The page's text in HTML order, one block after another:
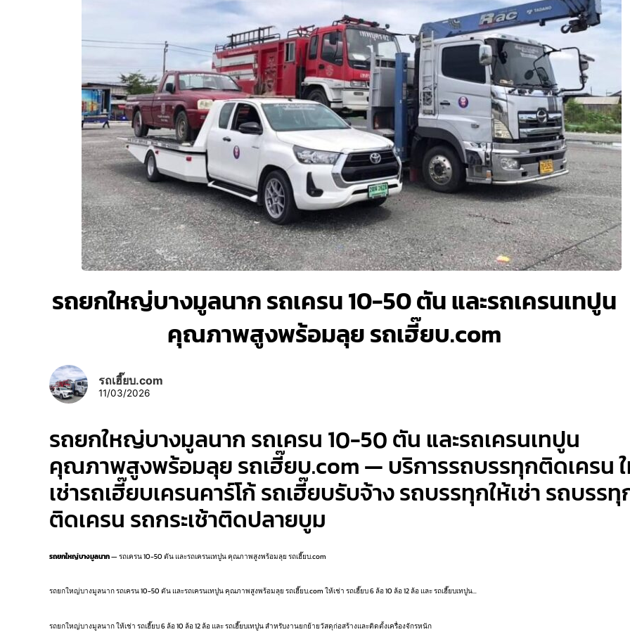
รถยกใหญ่บางมูลนาก รถเครน 10-50 ตัน และรถเครนเทปูน
คุณภาพสูงพร้อมลุย รถเฮี๊ยบ.com
รถเฮี๊ยบ.com
11/03/2026
รถยกใหญ่บางมูลนาก รถเครน 10-50 ตัน และรถเครนเทปูน
คุณภาพสูงพร้อมลุย รถเฮี๊ยบ.com — บริการรถบรรทุกติดเครน
เช่ารถเฮี๊ยบเครนคาร์โก้ รถเฮี๊ยบรับจ้าง รถบรรทุกให้เช่า รถบรร
ติดเครน รถกระเช้าติดปลายบูม
รถยกใหญ่บางมูลนาก— รถเครน 10-50 ตัน และรถเครนเทปูน คุณภาพสูงพร้อมลุย รถเฮี๊ยบ.com
รถยกใหญ่บางมูลนาก รถเครน 10-50 ตัน และรถเครนเทปูน คุณภาพสูงพร้อมลุย รถเฮี๊ยบ.com ให้เช่า รถเฮี๊ยบ 6 ล้อ 10 ล้อ 12 ล้อ และ รถเฮี๊ยบเทปูน…
รถยกใหญ่บางมูลนาก ให้เช่า รถเฮี๊ยบ 6 ล้อ 10 ล้อ 12 ล้อ และ รถเฮี๊ยบเทปูน สำหรับงานยกย้ายวัสดุก่อสร้างและติดตั้งเครื่องจักรหนัก